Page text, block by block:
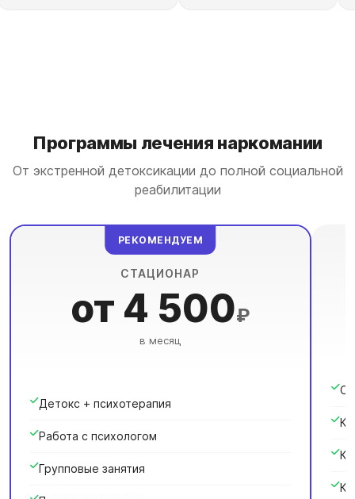
Программы лечения наркомании
От экстренной детоксикации до полной социальной
реабилитации
РЕКОМЕНДУЕМ
СТАЦИОНАР
от 4 500₽
в месяц
Детокс + психотерапия
Работа с психологом
Групповые занятия